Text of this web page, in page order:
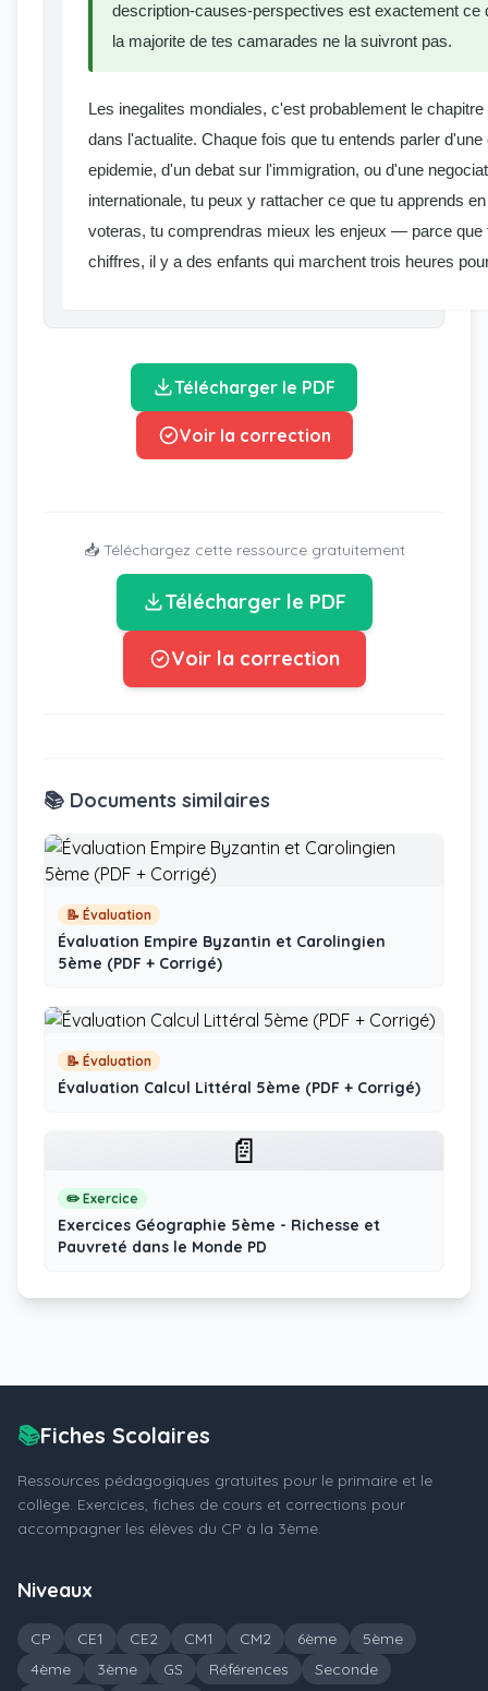
description-causes-perspectives est exactement
la majorite de tes camarades ne la suivront pas.
Les inegalites mondiales, c'est probablement le
dans l'actualite. Chaque fois que tu entends parler
epidemie, d'un debat sur l'immigration, ou d'une
internationale, tu peux y rattacher ce que tu apprends
voteras, tu comprendras mieux les enjeux — parce que
chiffres, il y a des enfants qui marchent trois heures
Télécharger le PDF
Voir la correction
📥 Téléchargez cette ressource gratuitement
Télécharger le PDF
Voir la correction
📚 Documents similaires
📝 Évaluation
Évaluation Empire Byzantin et Carolingien
5ème (PDF + Corrigé)
📝 Évaluation
Évaluation Calcul Littéral 5ème (PDF + Corrigé)
📄
✏️ Exercice
Exercices Géographie 5ème - Richesse et
Pauvreté dans le Monde PD
📚Fiches Scolaires
Ressources pédagogiques gratuites pour le primaire et le
collège. Exercices, fiches de cours et corrections pour
accompagner les élèves du CP à la 3ème.
Niveaux
CP CE1 CE2 CM1 CM2 6ème
5ème
4ème
3ème GS Références
Seconde